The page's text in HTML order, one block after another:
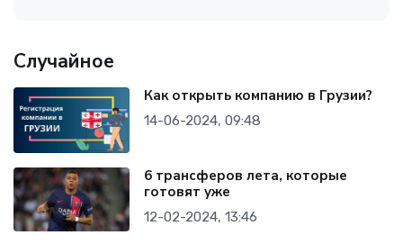
Случайное
Как открыть компанию в Грузии?
14-06-2024, 09:48
6 трансферов лета, которые
готовят уже
12-02-2024, 13:46